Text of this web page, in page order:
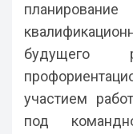
будущего
участием
под